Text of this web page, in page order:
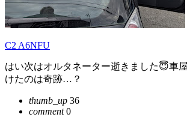
C2 A6NFU
はい次はオルタネーター逝きました😇車
けたのは奇跡…？
thumb_up 36
comment0